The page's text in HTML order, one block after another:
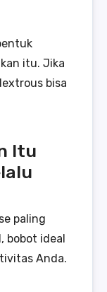
itu. Jika
bisa
Itu
paling
bobot ideal
Anda.